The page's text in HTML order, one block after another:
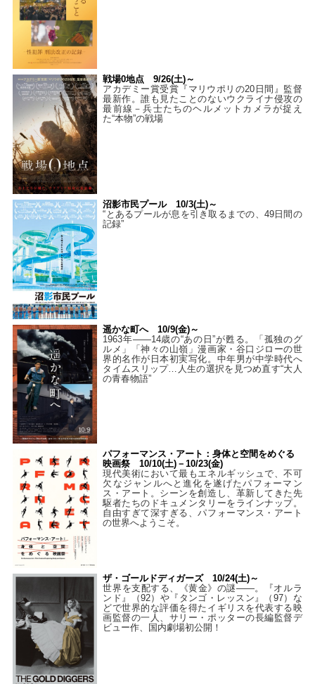
戦場0地点 9/26(土)～
アカデミー賞受賞『マリウポリの20日間』監督
最新作。誰も見たことのないウクライナ侵攻の
最前線－兵士たちのヘルメットカメラが捉え
た“本物”の戦場
沼影市民プール 10/3(土)～
“とあるプールが息を引き取るまでの、49日間の
記録”
遥かな町へ 10/9(金)～
1963年――14歳の“あの日”が甦る。「孤独のグ
ルメ」「神々の山嶺」漫画家・谷口ジローの世
界的名作が日本初実写化。中年男が中学時代へ
タイムスリップ…人生の選択を見つめ直す“大人
の青春物語”
パフォーマンス・アート：身体と空間をめぐる
映画祭 10/10(土)－10/23(金)
現代美術において最もエネルギッシュで、不可
欠なジャンルへと進化を遂げたパフォーマン
ス・アート。シーンを創造し、革新してきた先
駆者たちのドキュメンタリーをラインナップ。
自由すぎて深すぎる、パフォーマンス・アート
の世界へようこそ。
ザ・ゴールドディガーズ 10/24(土)～
世界を支配する、《黄金》の謎――。『オルラ
ンド』（92）や『タンゴ・レッスン』（97）な
どで世界的な評価を得たイギリスを代表する映
画監督の一人、サリー・ポッターの長編監督デ
ビュー作、国内劇場初公開！